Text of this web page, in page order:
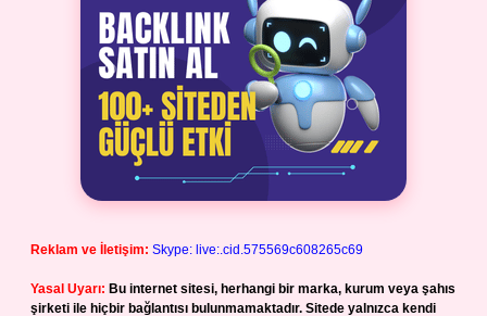
Reklam ve İletişim: Skype: live:.cid.575569c608265c69
Yasal Uyarı: Bu internet sitesi, herhangi bir marka, kurum veya şahıs
şirketi ile hiçbir bağlantısı bulunmamaktadır. Sitede yalnızca kendi